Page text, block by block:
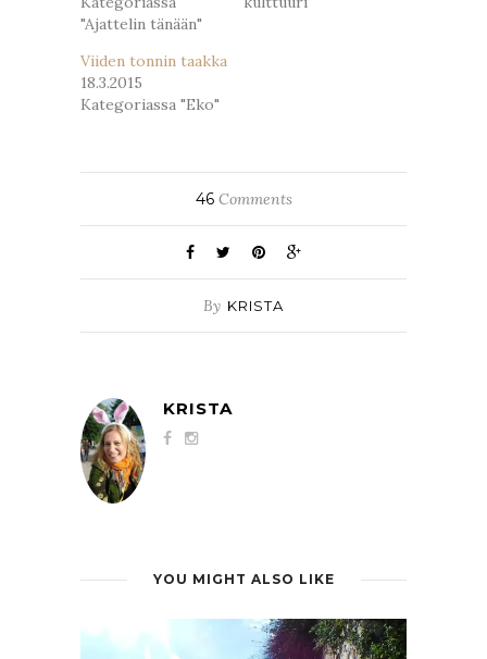
"Ajattelin tänään"
Viiden tonnin taakka
18.3.2015
Kategoriassa "Eko"
46Comments
By KRISTA
KRISTA
YOU MIGHT ALSO LIKE